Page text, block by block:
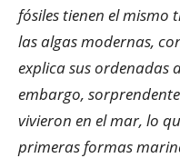
fósiles tienen el
las algas modernas,
explica sus ordenadas
embargo,
vivieron en el mar, lo
primeras formas